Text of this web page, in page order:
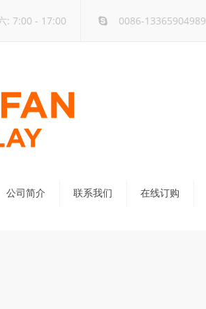
: 7:00 - 17:00 0086-13365904989
公司简介 联系我们 在线订购